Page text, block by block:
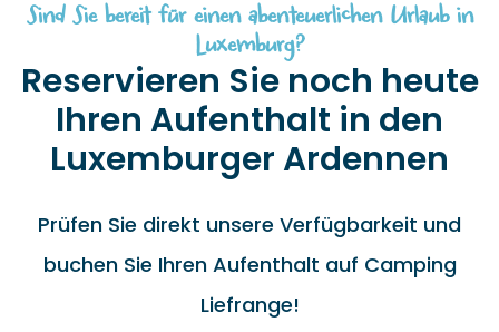
Sind Sie bereit für einen abenteuerlichen Urlaub in
Luxemburg?
Reservieren Sie noch heute
Ihren Aufenthalt in den
Luxemburger Ardennen
Prüfen Sie direkt unsere Verfügbarkeit und
buchen Sie Ihren Aufenthalt auf Camping
Liefrange!